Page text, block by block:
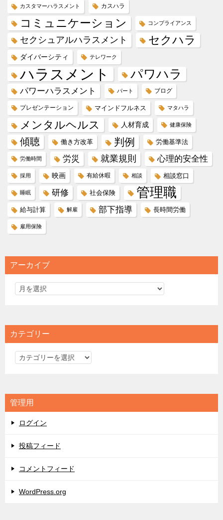
カスタマーハラスメント カスハラ
コミュニケーション コンプライアンス
セクシュアルハラスメント セクハラ
ダイバーシティ テレワーク
ハラスメント パワハラ
パワーハラスメント パート ブログ
プレゼンテーション マインドフルネス マタハラ
メンタルヘルス 人材育成 健康保険
傾聴 働き方改革 判例 労働基準法
労働時間 労災 就業規則 心理的安全性
採用 映画 有給休暇 相談 相談窓口
睡眠 研修 社会保険 管理職
給与計算 解雇 部下指導 長時間労働
雇用保険
アーカイブ
カテゴリー
カ
リ
ー
管理用
ログイン
投稿フィード
コメントフィード
WordPress.org